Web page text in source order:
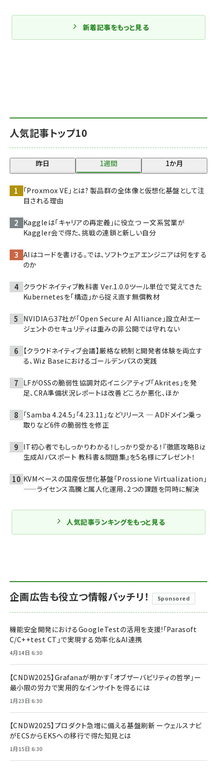
人気記事トップ10
昨日 1週間 1か月
「Proxmox VE」とは? 製品群の全体像と仮想化基盤として注
目される理由
Kaggleは「キャリアの再定義」に役立つ ー文系営業が
Kaggler会で得た、挑戦の連鎖と新しい自分
AIはコードを書ける。では、ソフトウェアエンジニアは何をする
のか
クラウドネイティブ教科書 Ver.1.0.0――ツール単位で覚えてきた
Kubernetesを「構造」から捉え直す無償教材
NVIDIAら37社が「Open Secure AI Alliance」設立――AIエー
ジェントのセキュリティは重みの非公開では守れない
【クラウドネイティブ会議】厳格な統制と開発者体験を両立す
る、Wiz Baseにおけるゴールデンパスの実践
LFがOSSの脆弱性協調対応イニシアティブ「Akrites」を発
足、CRA準備状況レポートは改善どころか悪化、ほか
「Samba 4.24.5」「4.23.11」などリリース ─ ADドメイン乗っ
取りなど6件の脆弱性を修正
IT初心者でもしっかりわかる！しっかり受かる！『徹底攻略Biz
生成AIパスポート 教科書＆問題集』を5名様にプレゼント！
KVMベースの国産仮想化基盤「Prossione Virtualization」
——ライセンス高騰と属人化運用、2つの課題を同時に解決
人気記事ランキングをもっと見る
新着記事をもっと見る
企画広告も役立つ情報バッチリ！ Sponsored
機能安全開発におけるGoogleTestの活用を支援!「Parasoft
C/C++test CT」で実現する効率化＆AI連携
4月14日 6:30
【CNDW2025】Grafanaが明かす「オブザーバビリティの哲学」ー
最小限の労力で実用的なインサイトを得るには
1月23日 6:30
【CNDW2025】プロダクト急増に備える基盤刷新 ーウェルスナビ
がECSからEKSへの移行で得た知見とは
1月15日 6:30